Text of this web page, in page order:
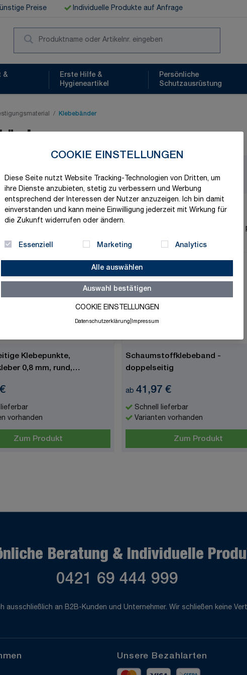
COOKIE EINSTELLUNGEN
Diese Seite nutzt Website Tracking-Technologien von Dritten, um
ihre Dienste anzubieten, stetig zu verbessern und Werbung
entsprechend der Interessen der Nutzer anzuzeigen. Ich bin damit
einverstanden und kann meine Einwilligung jederzeit mit Wirkung für
die Zukunft widerrufen oder ändern.
Essenziell Marketing Analytics
Alle auswählen
Auswahl bestätigen
COOKIE EINSTELLUNGEN
Datenschutzerklärung Impressum
Preise Individuelle Produkte auf Anfrage
&
Erste Hilfe &
Hygieneartikel
Persönliche
Schutzausrüstung
/ Klebebänder
Klebepunkte,
0,8 mm, rund,
vorhanden
Zum Produkt
Schaumstoffklebeband -
doppelseitig
ab41,97 €
Schnell lieferbar
Varianten vorhanden
Zum Produkt
Beratung & Individuelle
0421 69 444 999
ausschließlich an B2B-Kunden und Unternehmer. Wir schließen keine
Unsere Bezahlarten
MastercardVisa Vorkasse